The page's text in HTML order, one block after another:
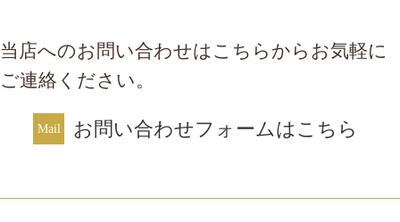
当店へのお問い合わせはこちらからお気軽に
ご連絡ください。
お問い合わせフォームはこちら